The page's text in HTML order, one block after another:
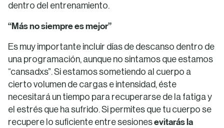
dentro del entrenamiento.
“Más no siempre es mejor”
Es muy importante incluir días de descanso dentro de
una programación, aunque no sintamos que estamos
“cansadxs”. Si estamos sometiendo al cuerpo a
cierto volumen de cargas e intensidad, éste
necesitará un tiempo para recuperarse de la fatiga y
el estrés que ha sufrido. Si permites que tu cuerpo se
recupere lo suficiente entre sesionesevitarás la